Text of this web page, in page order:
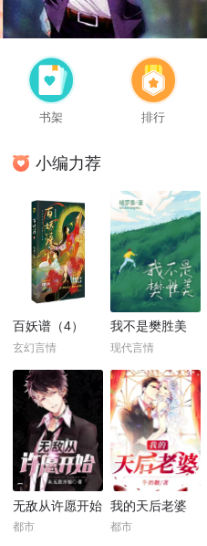
书架 排行
小编力荐
百妖谱（4）
玄幻言情
我不是樊胜美
现代言情
无敌从许愿开始
都市
我的天后老婆
都市